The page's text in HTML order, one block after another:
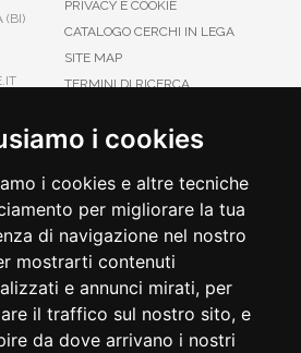
i cookies
i cookies e altre tecniche
per migliorare la tua
di navigazione nel nostro
mostrarti contenuti
e annunci mirati, per
il traffico sul nostro sito, e
da dove arrivano i nostri
(BI)
PRIVACY E COOKIE
CATALOGO CERCHI IN LEGA
SITE MAP
TERMINI DI RICERCA
CARTA DI CREDITO
PAYPAL
POSTEPAY